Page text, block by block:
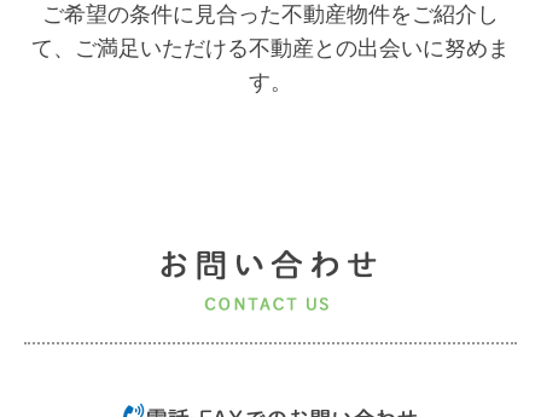
ご希望の条件に見合った不動産物件をご紹介し
て、 ご満足いただける不動産との出会いに努めま
す。